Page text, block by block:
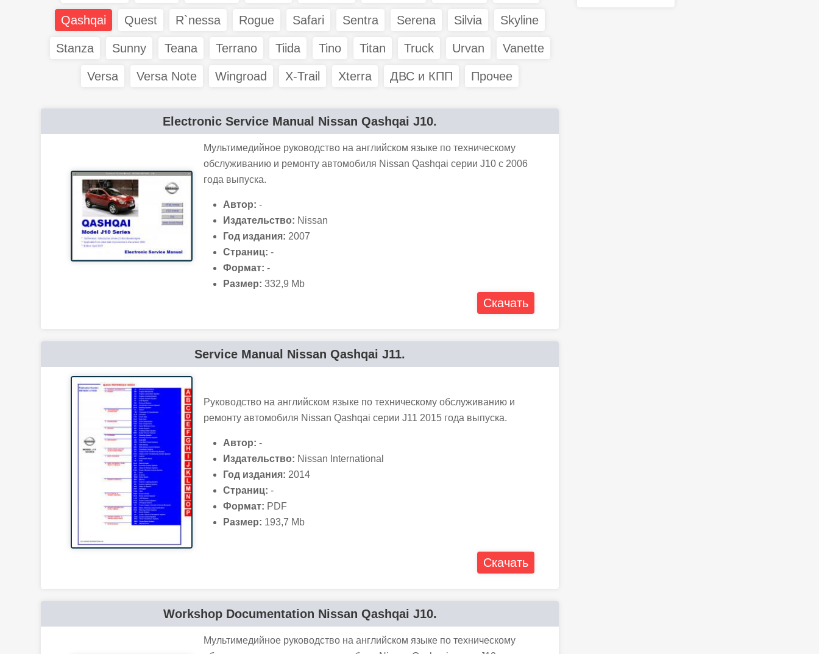
Qashqai Quest R`nessa Rogue Safari Sentra Serena Silvia Skyline
Stanza Sunny Teana Terrano Tiida Tino Titan Truck Urvan Vanette
Versa Versa Note Wingroad X-Trail Xterra ДВС и КПП Прочее
Electronic Service Manual Nissan Qashqai J10.
Мультимедийное руководство на английском языке по техническому
обслуживанию и ремонту автомобиля Nissan Qashqai серии J10 с 2006
года выпуска.
Автор: -
Издательство: Nissan
Год издания: 2007
Страниц: -
Формат: -
Размер: 332,9 Mb
Скачать
Service Manual Nissan Qashqai J11.
Руководство на английском языке по техническому обслуживанию и
ремонту автомобиля Nissan Qashqai серии J11 2015 года выпуска.
Автор: -
Издательство: Nissan International
Год издания: 2014
Страниц: -
Формат: PDF
Размер: 193,7 Mb
Скачать
Workshop Documentation Nissan Qashqai J10.
Мультимедийное руководство на английском языке по техническому